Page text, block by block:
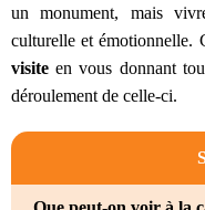
un monument, mais
culturelle et émotionnelle.
visite en vous donnant
déroulement de celle-ci.